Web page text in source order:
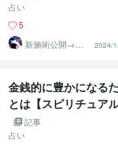
占い
5
新施術公開→≪
相手意識強制変
化≫◆星桜龍
2024/
金銭的に豊かになる
とは【スピリチュア
記事
占い